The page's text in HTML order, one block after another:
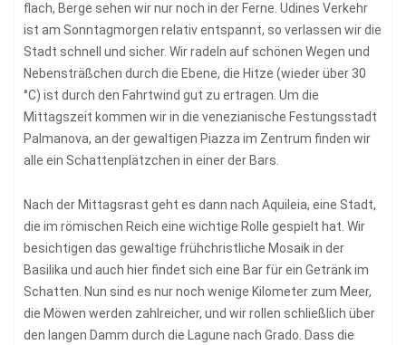
flach, Berge sehen wir nur noch in der Ferne. Udines Verkehr
ist am Sonntagmorgen relativ entspannt, so verlassen wir die
Stadt schnell und sicher. Wir radeln auf schönen Wegen und
Nebensträßchen durch die Ebene, die Hitze (wieder über 30
°C) ist durch den Fahrtwind gut zu ertragen. Um die
Mittagszeit kommen wir in die venezianische Festungsstadt
Palmanova, an der gewaltigen Piazza im Zentrum finden wir
alle ein Schattenplätzchen in einer der Bars.
Nach der Mittagsrast geht es dann nach Aquileia, eine Stadt,
die im römischen Reich eine wichtige Rolle gespielt hat. Wir
besichtigen das gewaltige frühchristliche Mosaik in der
Basilika und auch hier findet sich eine Bar für ein Getränk im
Schatten. Nun sind es nur noch wenige Kilometer zum Meer,
die Möwen werden zahlreicher, und wir rollen schließlich über
den langen Damm durch die Lagune nach Grado. Dass die